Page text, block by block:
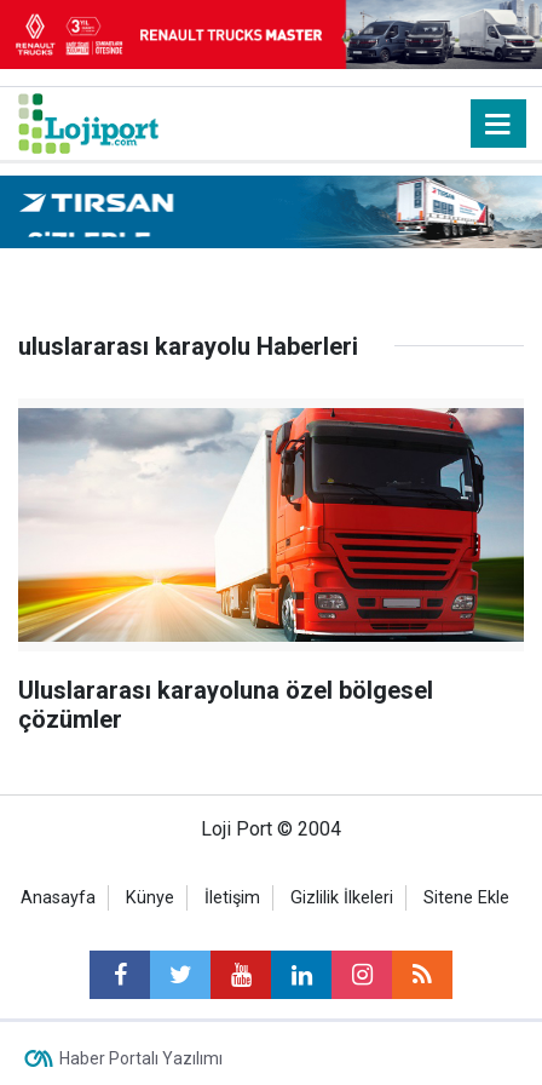
uluslararası karayolu Haberleri
Uluslararası karayoluna özel bölgesel
çözümler
Loji Port © 2004
Anasayfa Künye İletişim Gizlilik İlkeleri Sitene Ekle
Haber Portalı Yazılımı